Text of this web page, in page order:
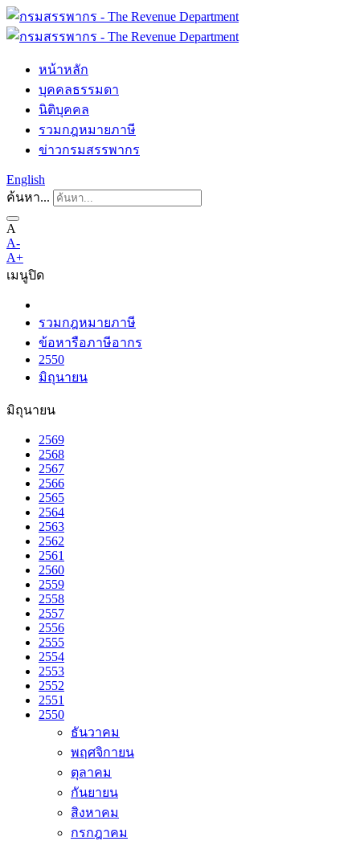
หน้าหลัก
บุคคลธรรมดา
นิติบุคคล
รวมกฎหมายภาษี
ข่าวกรมสรรพากร
English
ค้นหา...
A
A-
A+
เมนูปิด
รวมกฎหมายภาษี
ข้อหารือภาษีอากร
2550
มิถุนายน
มิถุนายน
2569
2568
2567
2566
2565
2564
2563
2562
2561
2560
2559
2558
2557
2556
2555
2554
2553
2552
2551
2550
ธันวาคม
พฤศจิกายน
ตุลาคม
กันยายน
สิงหาคม
กรกฎาคม